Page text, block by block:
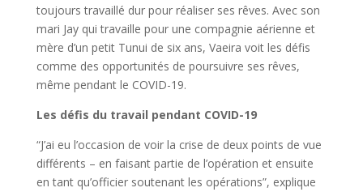
toujours travaillé dur pour réaliser ses rêves. Avec son
mari Jay qui travaille pour une compagnie aérienne et
mère d’un petit Tunui de six ans, Vaeira voit les défis
comme des opportunités de poursuivre ses rêves,
même pendant le COVID-19.
Les défis du travail pendant COVID-19
“J’ai eu l’occasion de voir la crise de deux points de vue
différents – en faisant partie de l’opération et ensuite
en tant qu’officier soutenant les opérations”, explique